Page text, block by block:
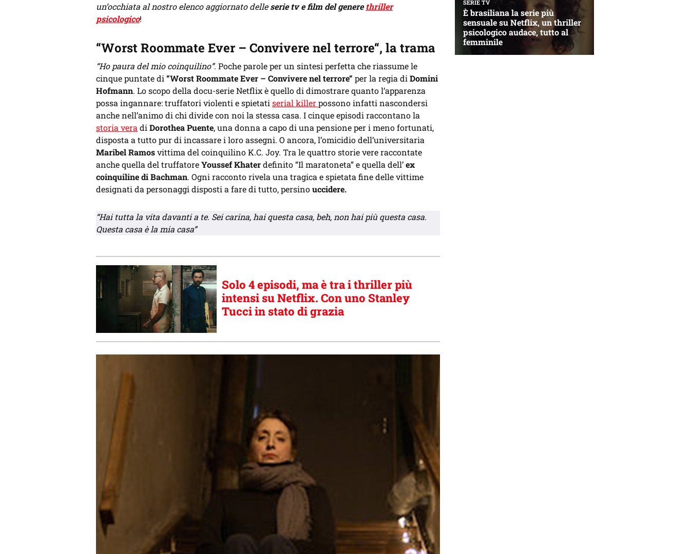
un’occhiata al nostro elenco aggiornato delleserie tv e film del generethriller
psicologico!
“Worst Roommate Ever – Convivere nel terrore“, la trama
“Ho paura del mio coinquilino”. Poche parole per un sintesi perfetta che riassume le
cinque puntate di “Worst Roommate Ever – Convivere nel terrore“ per la regia di Domini
Hofmann. Lo scopo della docu-serie Netflix è quello di dimostrare quanto l’apparenza
possa ingannare: truffatori violenti e spietati serial killerpossono infatti nascondersi
anche nell’animo di chi divide con noi la stessa casa. I cinque episodi raccontano la
storia vera di Dorothea Puente, una donna a capo di una pensione per i meno fortunati,
disposta a tutto pur di incassare i loro assegni. O ancora, l’omicidio dell’universitaria
Maribel Ramosvittima del coinquilino K.C. Joy. Tra le quattro storie vere raccontate
anche quella del truffatoreYoussef Khaterdefinito “Il maratoneta” e quella dell’ex
coinquiline di Bachman. Ogni racconto rivela una tragica e spietata fine delle vittime
designati da personaggi disposti a fare di tutto, persinouccidere.
“Hai tutta la vita davanti a te. Sei carina, hai questa casa, beh, non hai più questa casa.
Questa casa è la mia casa”
Solo 4 episodi, ma è tra i thriller più
intensi su Netflix. Con uno Stanley
Tucci in stato di grazia